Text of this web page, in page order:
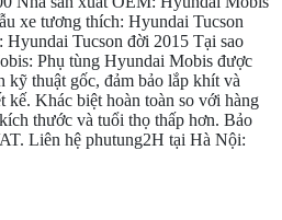
xe tương thích: Hyundai Tucson
Tucson đời 2015 Tại sao
Phụ tùng Hyundai Mobis được
kỹ thuật gốc, đảm bảo lắp khít và
kế. Khác biệt hoàn toàn so với hàng
thước và tuổi thọ thấp hơn. Bảo
Liên hệ phutung2H tại Hà Nội: